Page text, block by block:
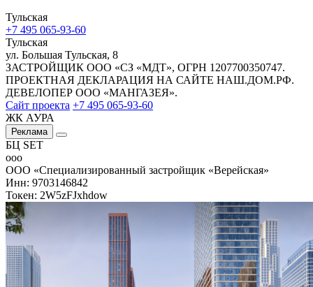
Тульская
+7 495 065-93-60
Тульская
ул. Большая Тульская, 8
ЗАСТРОЙЩИК ООО «СЗ «МДТ», ОГРН 1207700350747.
ПРОЕКТНАЯ ДЕКЛАРАЦИЯ НА САЙТЕ НАШ.ДОМ.РФ.
ДЕВЕЛОПЕР ООО «МАНГАЗЕЯ».
Сайт проекта +7 495 065-93-60
ЖК АУРА
Реклама
БЦ SET
ооо
ООО «Специализированный застройщик «Верейская»
Инн: 9703146842
Токен: 2W5zFJxhdow